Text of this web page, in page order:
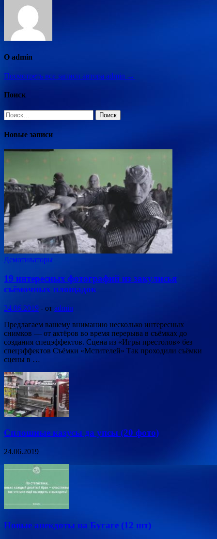
О admin
Посмотреть все записи автора admin →
Поиск
Найти:
Новые записи
Демотиваторы
19 интересных фотографий из закулисья
съёмочных площадок
24.06.2019 - от admin
Предлагаем вашему вниманию несколько интересных
снимков — от актёров во время перерыва в съёмках до
создания спецэффектов. Сцена из «Игры престолов» без
спецэффектов Съёмки «Мстителей» Так проходили съёмки
сцены в …
Сплошные казусы да упсы (20 фото)
24.06.2019
Новые анекдоты на Бугаге (12 шт)